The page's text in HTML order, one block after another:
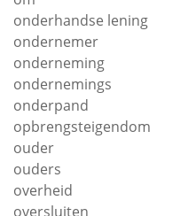
onderhandse lening
ondernemer
onderneming
ondernemings
onderpand
opbrengsteigendom
ouder
ouders
overheid
oversluiten